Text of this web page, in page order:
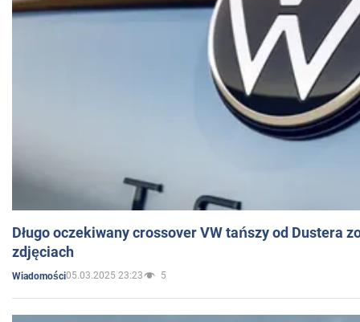
Długo oczekiwany crossover VW tańszy od Dustera
zdjęciach
Wiadomości05.03.2025 23:23 5